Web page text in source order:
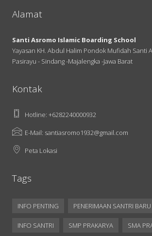
Alamat
Santi Asromo Islamic Boarding School
Yayasan KH. Abdul Halim Pondok Mufidah Santi
Pasirayu - Sindang -Majalengka -Jawa Barat
Kontak
Hotline: +6282240000932
E-Mail: santiasromo1932@gmail.com
Peta Lokasi
Tags
INFO PENTING PENERIMAAN SANTRI BARU
INFO SANTRI SMP PRAKARYA SMA